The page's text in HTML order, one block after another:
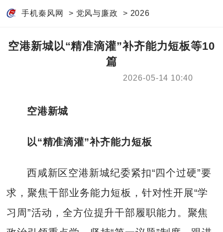
手机秦风网 > 党风与廉政 > 2026
空港新城以“精准滴灌”补齐能力短板等10
篇
2026-05-14 10:40
空港新城
以“精准滴灌”补齐能力短板
西咸新区空港新城纪委紧扣“四个过硬”要
求，聚焦干部业务能力短板，针对性开展“学
习周”活动，全方位提升干部履职能力。聚焦